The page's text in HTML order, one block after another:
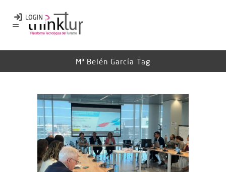
Mª Belén García Tag